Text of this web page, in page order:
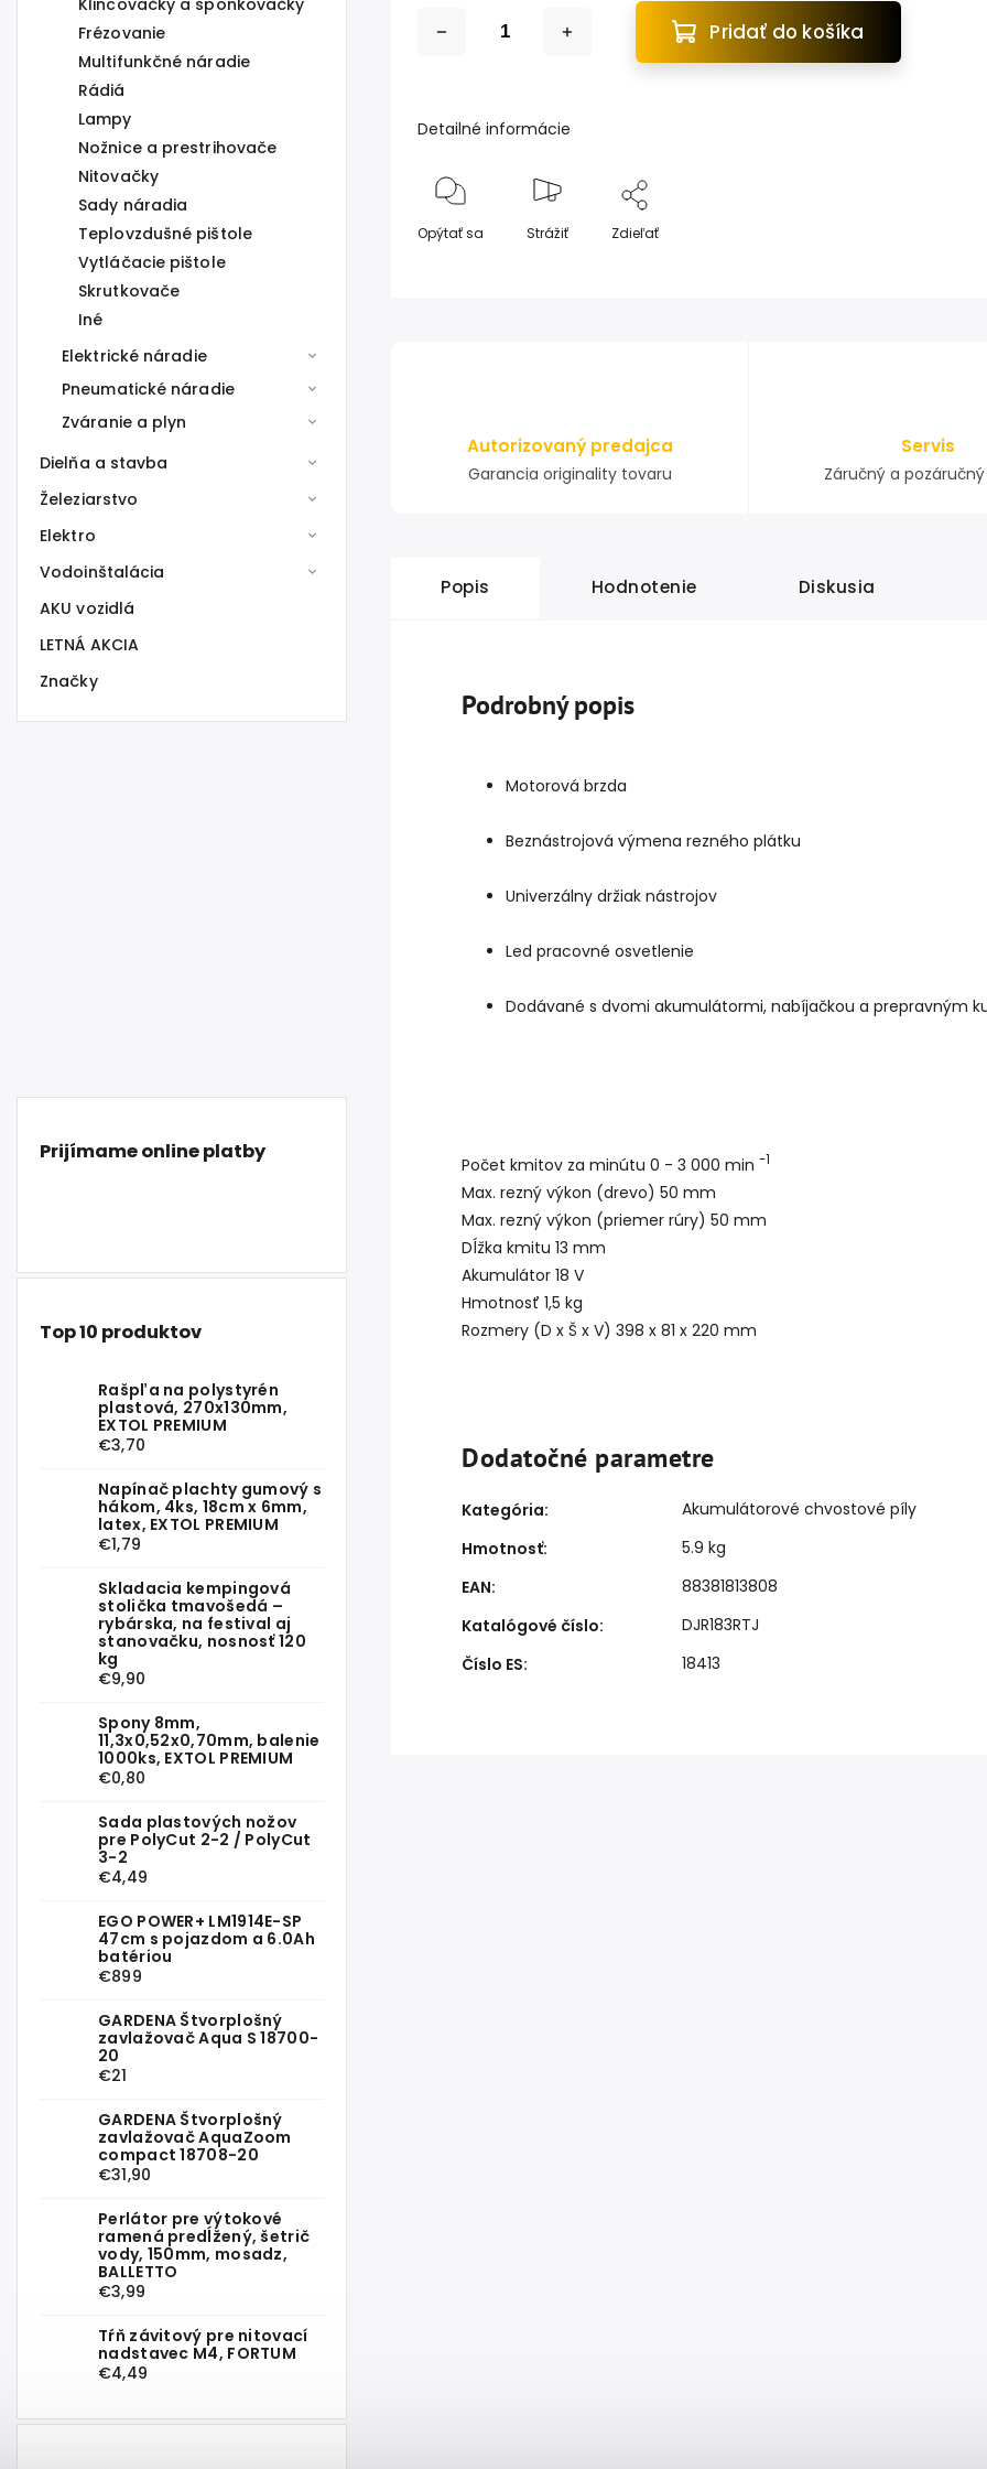
Klincovačky a sponkovačky
Frézovanie
Multifunkčné náradie
Rádiá
Lampy
Nožnice a prestrihovače
Nitovačky
Sady náradia
Teplovzdušné pištole
Vytláčacie pištole
Skrutkovače
Iné
Elektrické náradie
Pneumatické náradie
Zváranie a plyn
Dielňa a stavba
Železiarstvo
Elektro
Vodoinštalácia
AKU vozidlá
LETNÁ AKCIA
Značky
Prijímame online platby
Top 10 produktov
Rašpľa na polystyrén
plastová, 270x130mm,
EXTOL PREMIUM
€3,70
Napínač plachty gumový s
hákom, 4ks, 18cm x 6mm,
latex, EXTOL PREMIUM
€1,79
Skladacia kempingová
stolička tmavošedá –
rybárska, na festival aj
stanovačku, nosnosť 120
kg
€9,90
Spony 8mm,
11,3x0,52x0,70mm, balenie
1000ks, EXTOL PREMIUM
€0,80
Sada plastových nožov
pre PolyCut 2-2 / PolyCut
3-2
€4,49
EGO POWER+ LM1914E-SP
47cm s pojazdom a 6.0Ah
batériou
€899
GARDENA Štvorplošný
zavlažovač Aqua S 18700-
20
€21
GARDENA Štvorplošný
zavlažovač AquaZoom
compact 18708-20
€31,90
Perlátor pre výtokové
ramená predĺžený, šetrič
vody, 150mm, mosadz,
BALLETTO
€3,99
Tŕň závitový pre nitovací
nadstavec M4, FORTUM
€4,49
Pridať do košíka
Detailné informácie
Opýtať sa Strážiť Zdieľať
Autorizovaný predajca
Garancia originality tovaru
Servis
Záručný a pozáručný
Popis Hodnotenie Diskusia
Podrobný popis
Motorová brzda
Beznástrojová výmena rezného plátku
Univerzálny držiak nástrojov
Led pracovné osvetlenie
Dodávané s dvomi akumulátormi, nabíjačkou a prepravným
Počet kmitov za minútu 0 - 3 000 min -1
Max. rezný výkon (drevo) 50 mm
Max. rezný výkon (priemer rúry) 50 mm
Dĺžka kmitu 13 mm
Akumulátor 18 V
Hmotnosť 1,5 kg
Rozmery (D x Š x V) 398 x 81 x 220 mm
Dodatočné parametre
Kategória:
Akumulátorové chvostové píly
Hmotnosť:
5.9 kg
EAN:
88381813808
Katalógové číslo:
DJR183RTJ
Číslo ES: 18413